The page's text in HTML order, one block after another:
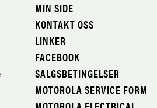
MIN SIDE
KONTAKT OSS
LINKER
FACEBOOK
SALGSBETINGELSER
MOTOROLA SERVICE FORM